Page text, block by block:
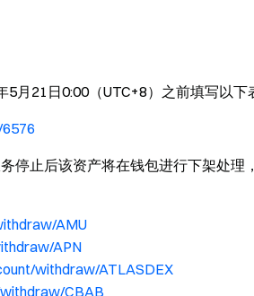
月21日0:00（UTC+8）之前填写以下
停止后该资产将在钱包进行下架处理
AMU
APN
withdraw/ATLASDEX
CBAB